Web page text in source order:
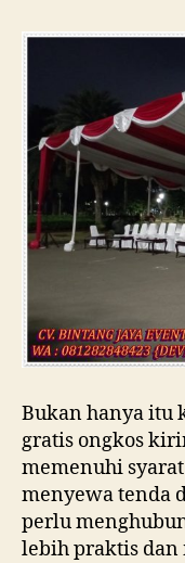
Bukan hanya itu
gratis ongkos
memenuhi
menyewa tenda
perlu
lebih praktis dan